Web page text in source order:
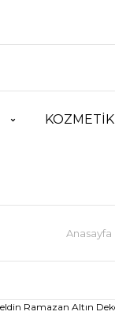
KOZMETİK
Anasayfa